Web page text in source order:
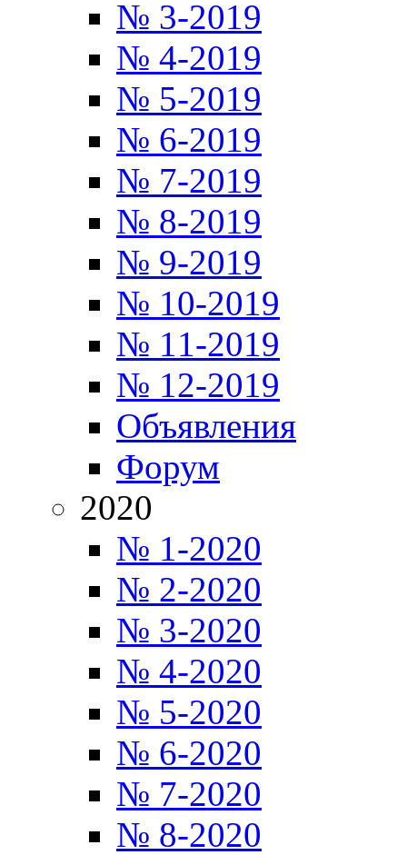
№ 3-2019
№ 4-2019
№ 5-2019
№ 6-2019
№ 7-2019
№ 8-2019
№ 9-2019
№ 10-2019
№ 11-2019
№ 12-2019
Объявления
Форум
2020
№ 1-2020
№ 2-2020
№ 3-2020
№ 4-2020
№ 5-2020
№ 6-2020
№ 7-2020
№ 8-2020